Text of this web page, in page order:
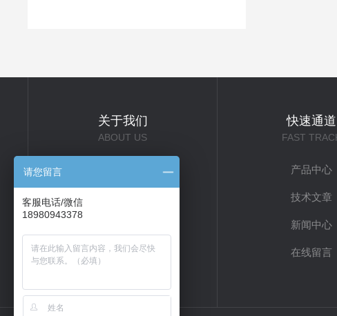
关于我们
ABOUT US
快速通道
FAST
产品中心
技术文章
新闻中心
在线留言
请您留言
客服电话/微信
18980943378